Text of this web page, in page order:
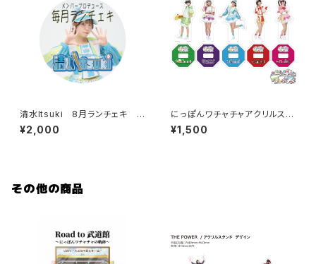
清水Itsuki 8月ランチェキ
限定150枚
¥2,000
にっぽんワチャチャアクリルスタ
ンド
¥1,500
その他の商品